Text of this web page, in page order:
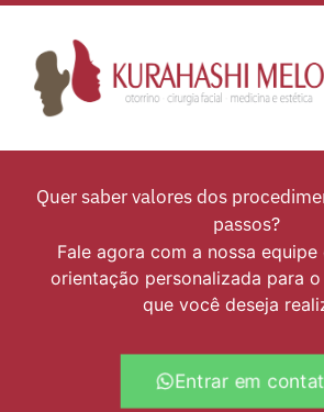
Quer saber valores dos
passos?
Fale agora com a nossa equipe
orientação personalizada para
que você deseja
Entrar em